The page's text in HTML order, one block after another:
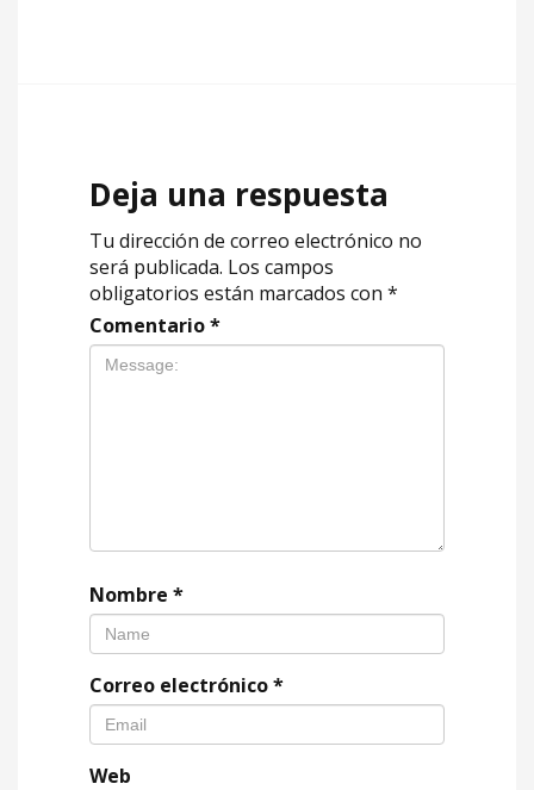
Deja una respuesta
Tu dirección de correo electrónico no
será publicada. Los campos
obligatorios están marcados con *
Comentario*
Nombre *
Correo electrónico*
Web